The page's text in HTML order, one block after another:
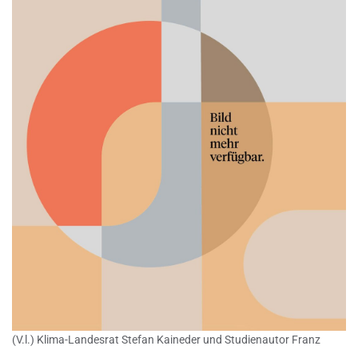
(V.l.) Klima-Landesrat Stefan Kaineder und Studienautor Franz